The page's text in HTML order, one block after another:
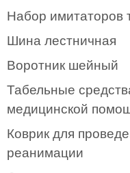
Набор имитаторов
Шина лестничная
Воротник шейный
Табельные
медицинской
Коврик для
реанимации